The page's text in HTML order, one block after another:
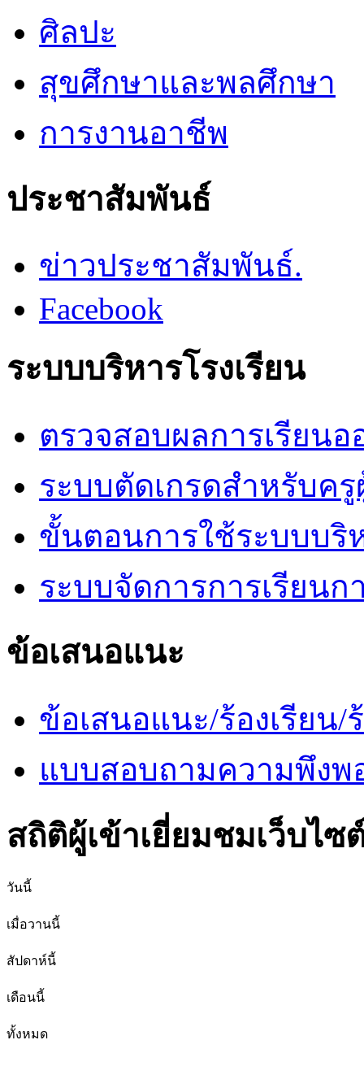
ศิลปะ
สุขศึกษาและพลศึกษา
การงานอาชีพ
ประชาสัมพันธ์
ข่าวประชาสัมพันธ์.
Facebook
ระบบบริหารโรงเรียน
ตรวจสอบผลการเรียน
ระบบตัดเกรดสำหรับค
ขั้นตอนการใช้ระบบบริ
ระบบจัดการการเรียน
ข้อเสนอแนะ
ข้อเสนอแนะ/ร้องเรียน/
แบบสอบถามความพึงพ
สถิติผู้เข้าเยี่ยมชมเว็บไซ
วันนี้
เมื่อวานนี้
สัปดาห์นี้
เดือนนี้
ทั้งหมด